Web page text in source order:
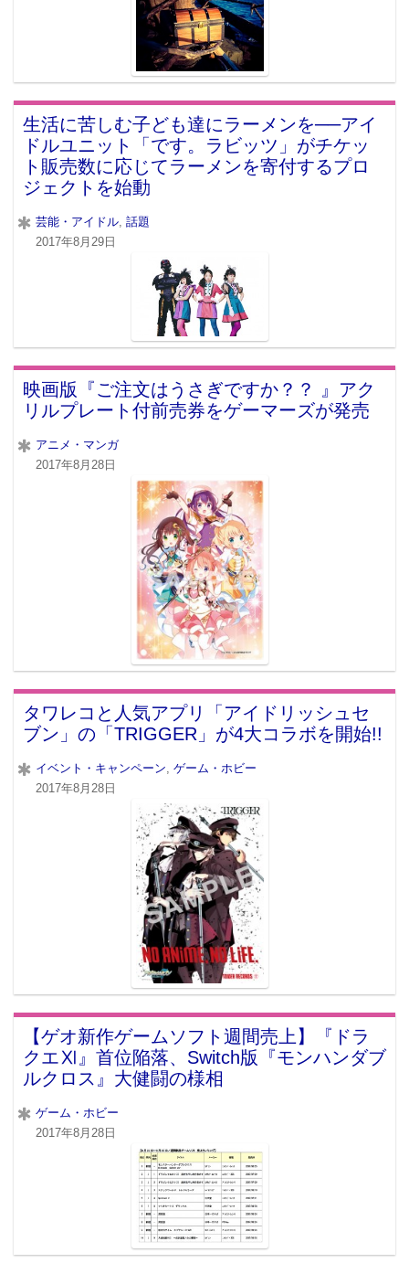
生活に苦しむ子ども達にラーメンを──アイ
ドルユニット「です。ラビッツ」がチケッ
ト販売数に応じてラーメンを寄付するプロ
ジェクトを始動
芸能・アイドル 話題
2017年8月29日
映画版『ご注文はうさぎですか？？ 』アク
リルプレート付前売券をゲーマーズが発売
アニメ・マンガ
2017年8月28日
タワレコと人気アプリ「アイドリッシュセ
ブン」の「TRIGGER」が4大コラボを開始!!
イベント・キャンペーン ゲーム・ホビー
2017年8月28日
【ゲオ新作ゲームソフト週間売上】『ドラ
クエⅪ』首位陥落、Switch版『モンハンダブ
ルクロス』大健闘の様相
ゲーム・ホビー
2017年8月28日